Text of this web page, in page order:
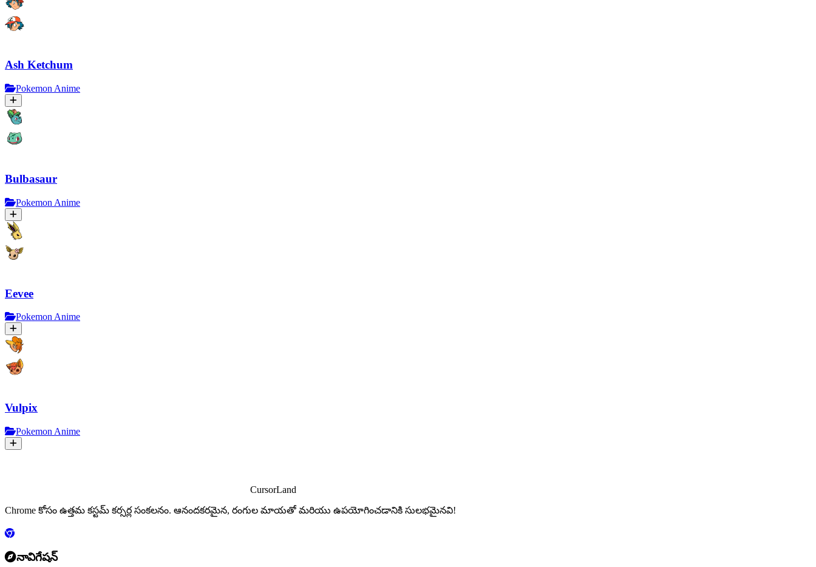
Ash Ketchum
Pokemon Anime
Bulbasaur
Pokemon Anime
Eevee
Pokemon Anime
Vulpix
Pokemon Anime
CursorLand
Chrome కోసం ఉత్తమ కస్టమ్ కర్సర్ల సంకలనం. ఆనందకరమైన, రంగుల మాయతో మరియు ఉపయోగించడానికి సులభమైనవి!
నావిగేషన్